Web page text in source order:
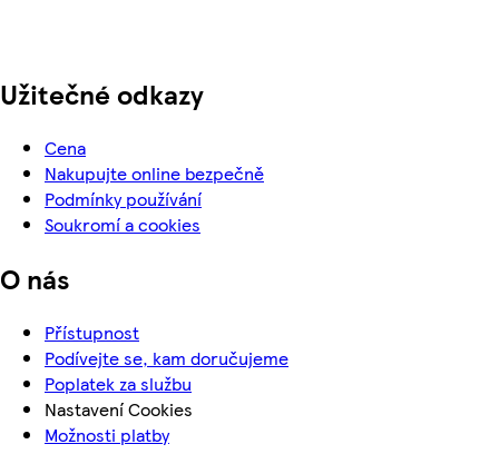
Užitečné odkazy
Cena
Nakupujte online bezpečně
Podmínky používání
Soukromí a cookies
O nás
Přístupnost
Podívejte se, kam doručujeme
Poplatek za službu
Nastavení Cookies
Možnosti platby